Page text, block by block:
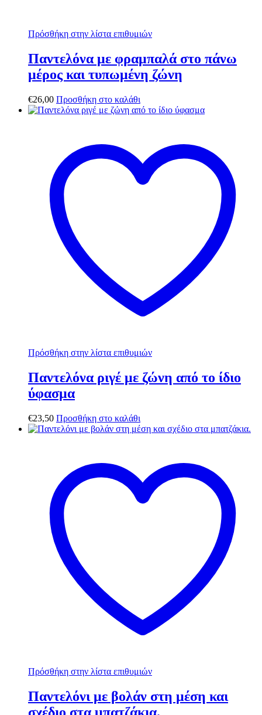
Πρόσθήκη στην λίστα επιθυμιών
Παντελόνα με φραμπαλά στο πάνω
μέρος και τυπωμένη ζώνη
€26,00 Προσθήκη στο καλάθι
Πρόσθήκη στην λίστα επιθυμιών
Παντελόνα ριγέ με ζώνη από το ίδιο
ύφασμα
€23,50 Προσθήκη στο καλάθι
Πρόσθήκη στην λίστα επιθυμιών
Παντελόνι με βολάν στη μέση και